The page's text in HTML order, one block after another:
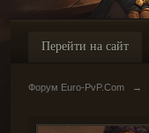
Перейти на сайт
Форум Euro-PvP.Com →